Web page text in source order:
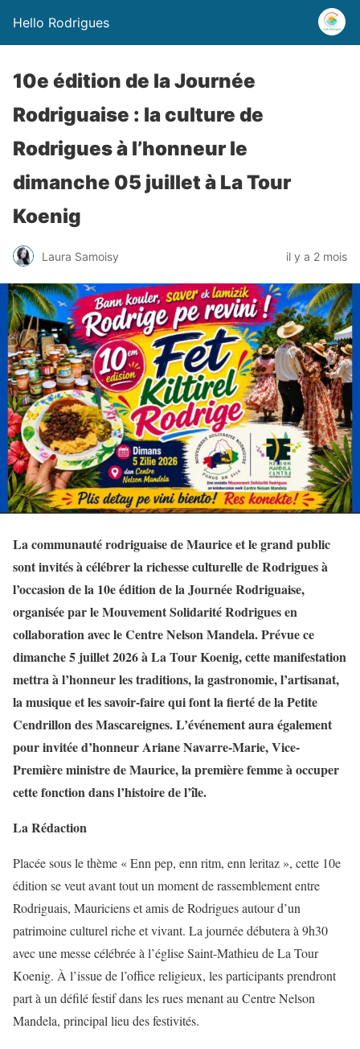
Hello Rodrigues
10e édition de la Journée
Rodriguaise : la culture de
Rodrigues à l’honneur le
dimanche 05 juillet à La Tour
Koenig
Laura Samoisy il y a 2 mois
La communauté rodriguaise de Maurice et le grand public
sont invités à célébrer la richesse culturelle de Rodrigues à
l’occasion de la 10e édition de la Journée Rodriguaise,
organisée par le Mouvement Solidarité Rodrigues en
collaboration avec le Centre Nelson Mandela. Prévue ce
dimanche 5 juillet 2026 à La Tour Koenig, cette manifestation
mettra à l’honneur les traditions, la gastronomie, l’artisanat,
la musique et les savoir-faire qui font la fierté de la Petite
Cendrillon des Mascareignes. L’événement aura également
pour invitée d’honneur Ariane Navarre-Marie, Vice-
Première ministre de Maurice, la première femme à occuper
cette fonction dans l’histoire de l’île.
La Rédaction
Placée sous le thème « Enn pep, enn ritm, enn leritaz », cette 10e
édition se veut avant tout un moment de rassemblement entre
Rodriguais, Mauriciens et amis de Rodrigues autour d’un
patrimoine culturel riche et vivant. La journée débutera à 9h30
avec une messe célébrée à l’église Saint-Mathieu de La Tour
Koenig. À l’issue de l’office religieux, les participants prendront
part à un défilé festif dans les rues menant au Centre Nelson
Mandela, principal lieu des festivités.